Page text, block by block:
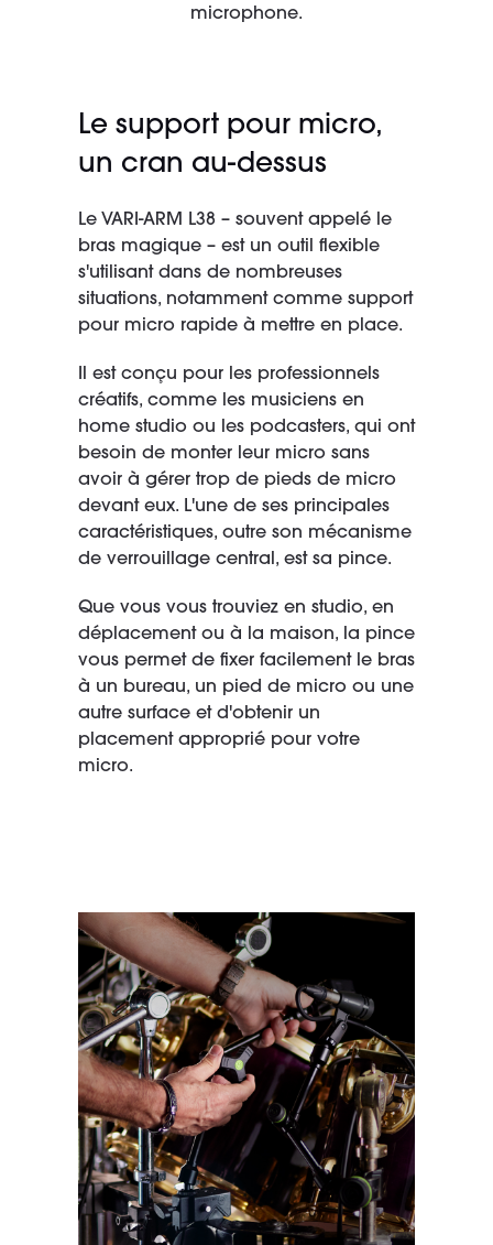
Le support pour micro,
un cran au-dessus
Le VARI-ARM L38 – souvent appelé le
bras magique – est un outil flexible
s'utilisant dans de nombreuses
situations, notamment comme support
pour micro rapide à mettre en place.
Il est conçu pour les professionnels
créatifs, comme les musiciens en
home studio ou les podcasters, qui ont
besoin de monter leur micro sans
avoir à gérer trop de pieds de micro
devant eux. L'une de ses principales
caractéristiques, outre son mécanisme
de verrouillage central, est sa pince.
Que vous vous trouviez en studio, en
déplacement ou à la maison, la pince
vous permet de fixer facilement le bras
à un bureau, un pied de micro ou une
autre surface et d'obtenir un
placement approprié pour votre
micro.
microphone.